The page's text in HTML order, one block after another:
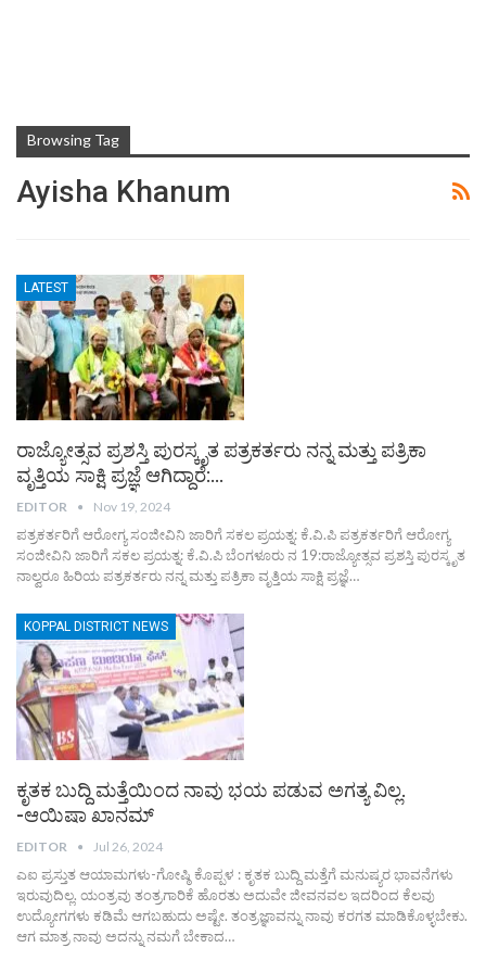
Browsing Tag
Ayisha Khanum
LATEST
ರಾಜ್ಯೋತ್ಸವ ಪ್ರಶಸ್ತಿ ಪುರಸ್ಕೃತ ಪತ್ರಕರ್ತರು ನನ್ನ ಮತ್ತು ಪತ್ರಿಕಾ
ವೃತ್ತಿಯ ಸಾಕ್ಷಿ ಪ್ರಜ್ಞೆ ಆಗಿದ್ದಾರೆ:…
EDITOR Nov 19, 2024
ಪತ್ರಕರ್ತರಿಗೆ ಆರೋಗ್ಯ ಸಂಜೀವಿನಿ ಜಾರಿಗೆ ಸಕಲ ಪ್ರಯತ್ನ: ಕೆ.ವಿ.ಪಿ ಪತ್ರಕರ್ತರಿಗೆ ಆರೋಗ್ಯ
ಸಂಜೀವಿನಿ ಜಾರಿಗೆ ಸಕಲ ಪ್ರಯತ್ನ: ಕೆ.ವಿ.ಪಿ ಬೆಂಗಳೂರು ನ 19:ರಾಜ್ಯೋತ್ಸವ ಪ್ರಶಸ್ತಿ ಪುರಸ್ಕೃತ
ನಾಲ್ವರೂ ಹಿರಿಯ ಪತ್ರಕರ್ತರು ನನ್ನ ಮತ್ತು ಪತ್ರಿಕಾ ವೃತ್ತಿಯ ಸಾಕ್ಷಿ ಪ್ರಜ್ಞೆ…
KOPPAL DISTRICT NEWS
ಕೃತಕ ಬುದ್ದಿ ಮತ್ತೆಯಿಂದ ನಾವು ಭಯ ಪಡುವ ಅಗತ್ಯ ವಿಲ್ಲ.
-ಆಯಿಷಾ ಖಾನಮ್
EDITOR Jul 26, 2024
ಎಐ ಪ್ರಸ್ತುತ ಆಯಾಮಗಳು-ಗೋಷ್ಠಿ ಕೊಪ್ಪಳ : ಕೃತಕ ಬುದ್ದಿ ಮತ್ತೆಗೆ ಮನುಷ್ಯರ ಭಾವನೆಗಳು
ಇರುವುದಿಲ್ಲ. ಯಂತ್ರವು ತಂತ್ರಗಾರಿಕೆ ಹೊರತು ಅದುವೇ ಜೀವನವಲ ಇದರಿಂದ ಕೆಲವು
ಉದ್ಯೋಗಗಳು ಕಡಿಮೆ ಆಗಬಹುದು ಅಷ್ಟೇ. ತಂತ್ರಜ್ಞಾವನ್ನು ನಾವು ಕರಗತ ಮಾಡಿಕೊಳ್ಳಬೇಕು.
ಆಗ ಮಾತ್ರ ನಾವು ಅದನ್ನು ನಮಗೆ ಬೇಕಾದ…